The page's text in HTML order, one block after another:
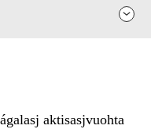
aktisasjvuohta